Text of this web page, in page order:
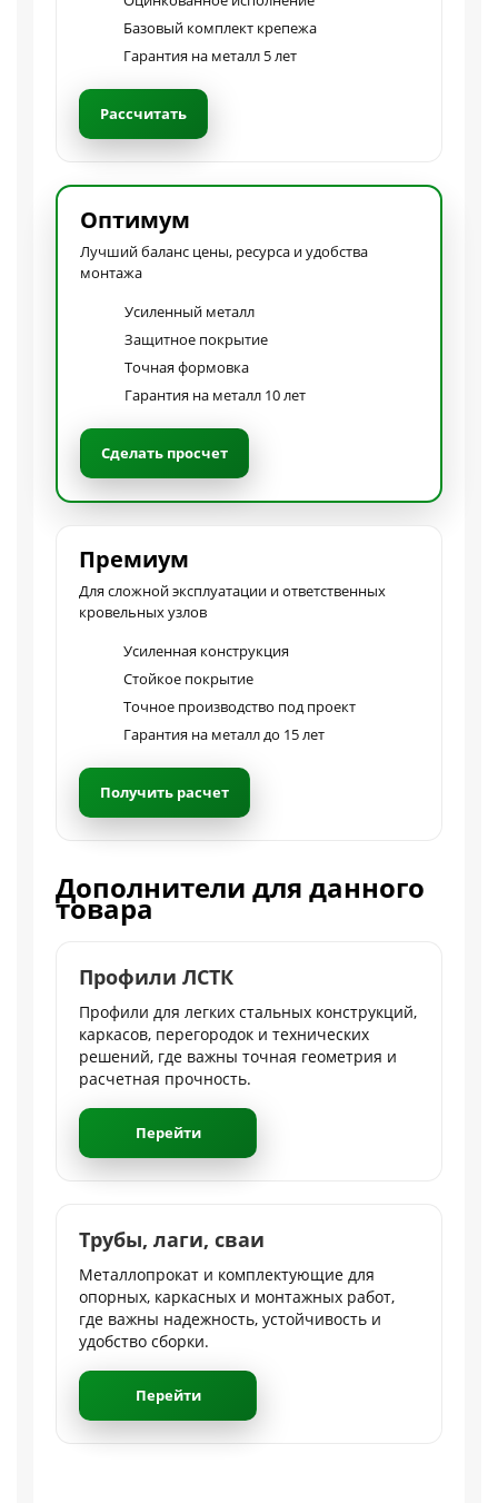
Базовый комплект крепежа
Гарантия на металл 5 лет
Рассчитать
Оптимум
Лучший баланс цены, ресурса и удобства
монтажа
Усиленный металл
Защитное покрытие
Точная формовка
Гарантия на металл 10 лет
Сделать просчет
Премиум
Для сложной эксплуатации и ответственных
кровельных узлов
Усиленная конструкция
Стойкое покрытие
Точное производство под проект
Гарантия на металл до 15 лет
Получить расчет
Дополнители для данного
товара
Профили ЛСТК
Профили для легких стальных конструкций,
каркасов, перегородок и технических
решений, где важны точная геометрия и
расчетная прочность.
Перейти
Трубы, лаги, сваи
Металлопрокат и комплектующие для
опорных, каркасных и монтажных работ,
где важны надежность, устойчивость и
удобство сборки.
Перейти